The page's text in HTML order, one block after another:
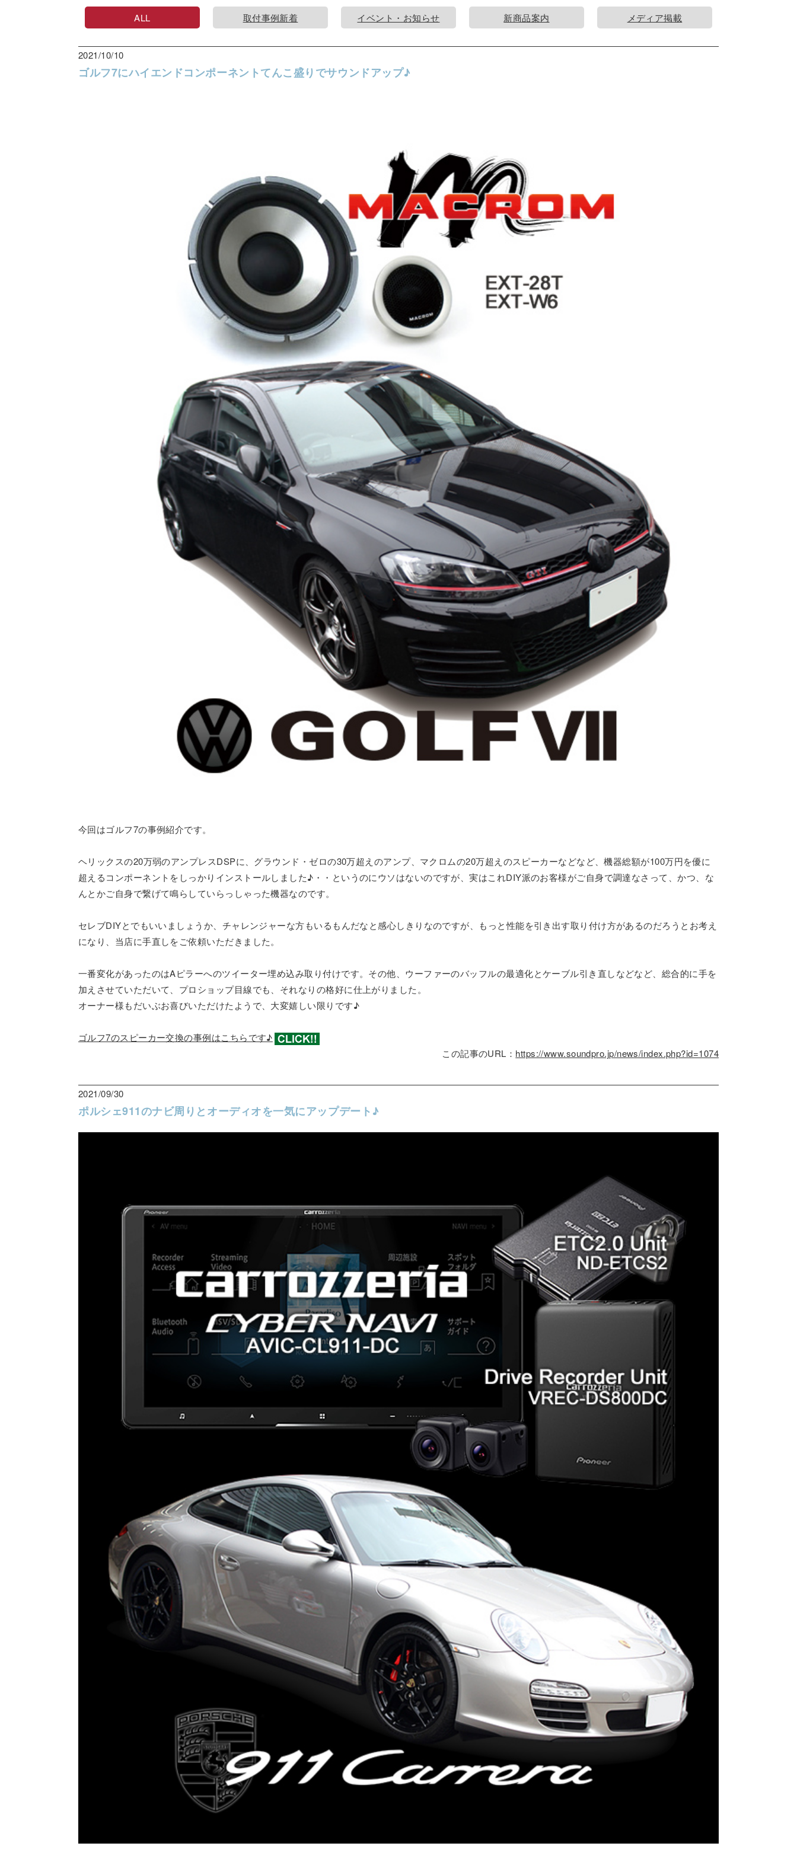
ALL 取付事例新着 イベント・お知らせ 新商品案内 メディア掲載
2021/10/10
ゴルフ7にハイエンドコンポーネントてんこ盛りでサウンドアップ♪
今回はゴルフ7の事例紹介です。
ヘリックスの20万弱のアンプレスDSPに、グラウンド・ゼロの30万超えのアンプ、マクロムの20万超えのスピーカーなどなど、機器総額が100万円を優に
超えるコンポーネントをしっかりインストールしました♪・・というのにウソはないのですが、実はこれDIY派のお客様がご自身で調達なさって、かつ、な
んとかご自身で繋げて鳴らしていらっしゃった機器なのです。
セレブDIYとでもいいましょうか、チャレンジャーな方もいるもんだなと感心しきりなのですが、もっと性能を引き出す取り付け方があるのだろうとお考え
になり、当店に手直しをご依頼いただきました。
一番変化があったのはAピラーへのツイーター埋め込み取り付けです。その他、ウーファーのバッフルの最適化とケーブル引き直しなどなど、総合的に手を
加えさせていただいて、プロショップ目線でも、それなりの格好に仕上がりました。
オーナー様もだいぶお喜びいただけたようで、大変嬉しい限りです♪
ゴルフ7のスピーカー交換の事例はこちらです♪
この記事のURL： https://www.soundpro.jp/news/index.php?id=1074
2021/09/30
ポルシェ911のナビ周りとオーディオを一気にアップデート♪